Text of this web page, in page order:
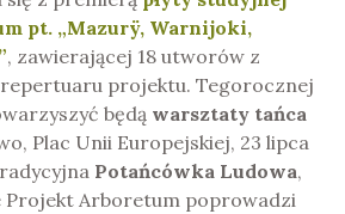
pt. „Mazurÿ, Warnijoki,
, zawierającej 18 utworów z
projektu. Tegorocznej
będą warsztaty tańca
Plac Unii Europejskiej, 23 lipca
Potańcówka Ludowa,
Projekt Arboretum poprowadzi